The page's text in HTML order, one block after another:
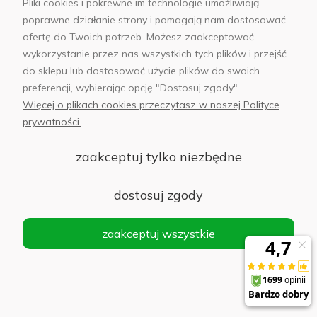
1.1 m vlog / stream / smartfon PKT3044
102,00 zł
z uchwytem na telefon PKT3073B
56,00 zł
o
dostępności
Powerbank indukcyjny Baseus Mini 5000 mAh
Pliki cookies i pokrewne im technologie umożliwiają
poprawne działanie strony i pomagają nam dostosować
ofertę do Twoich potrzeb. Możesz zaakceptować
wykorzystanie przez nas wszystkich tych plików i przejść
do sklepu lub dostosować użycie plików do swoich
preferencji, wybierając opcję "Dostosuj zgody".
Więcej o plikach cookies przeczytasz w naszej Polityce
prywatności.
zaakceptuj tylko niezbędne
dostosuj zgody
zaakceptuj wszystkie